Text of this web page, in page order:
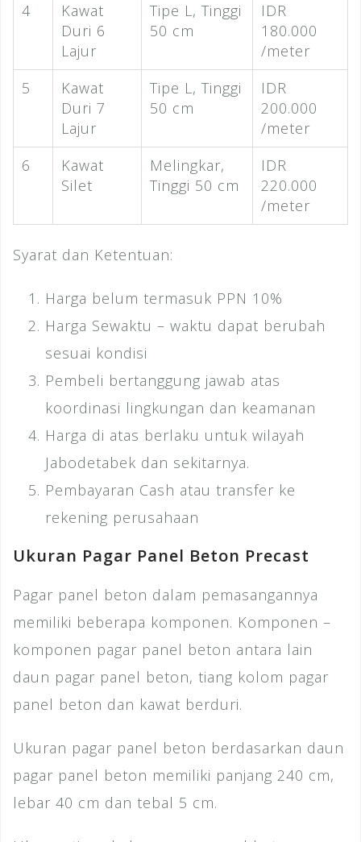
4
Kawat
Duri 6
Lajur
Tipe L, Tinggi
50 cm
IDR
180.000
/meter
5
Kawat
Duri 7
Lajur
Tipe L, Tinggi
50 cm
IDR
200.000
/meter
6
Kawat
Silet
Melingkar,
Tinggi 50 cm
IDR
220.000
/meter
Syarat dan Ketentuan:
Harga belum termasuk PPN 10%
Harga Sewaktu – waktu dapat berubah
sesuai kondisi
Pembeli bertanggung jawab atas
koordinasi lingkungan dan keamanan
Harga di atas berlaku untuk wilayah
Jabodetabek dan sekitarnya.
Pembayaran Cash atau transfer ke
rekening perusahaan
Ukuran Pagar Panel Beton Precast
Pagar panel beton dalam pemasangannya
memiliki beberapa komponen. Komponen –
komponen pagar panel beton antara lain
daun pagar panel beton, tiang kolom pagar
panel beton dan kawat berduri.
Ukuran pagar panel beton berdasarkan daun
pagar panel beton memiliki panjang 240 cm,
lebar 40 cm dan tebal 5 cm.